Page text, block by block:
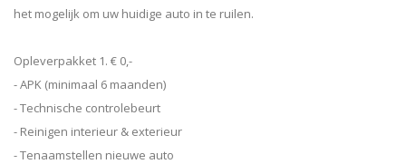
het mogelijk om uw huidige auto in te ruilen.
Opleverpakket 1. € 0,-
- APK (minimaal 6 maanden)
- Technische controlebeurt
- Reinigen interieur & exterieur
- Tenaamstellen nieuwe auto